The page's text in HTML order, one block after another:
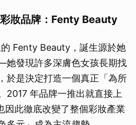
妝品牌：Fenty Beauty
Fenty Beauty，誕生源於她
發現許多深膚色女孩長期找
於是決定打造一個真正「為所
2017 年品牌一推出就直接上
因此徹底改變了整個彩妝產業